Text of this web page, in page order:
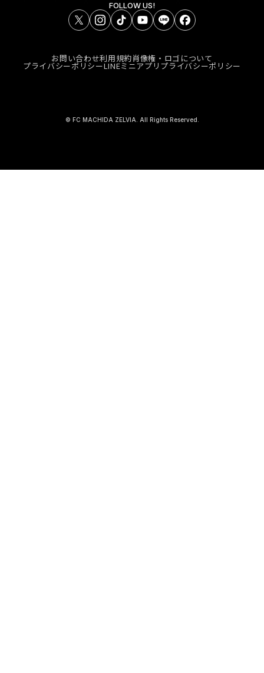
FOLLOW US!
お問い合わせ利用規約肖像権・ロゴについて
プライバシーポリシーLINEミニアプリプライバシーポリシー
© FC MACHIDA ZELVIA. All Rights Reserved.